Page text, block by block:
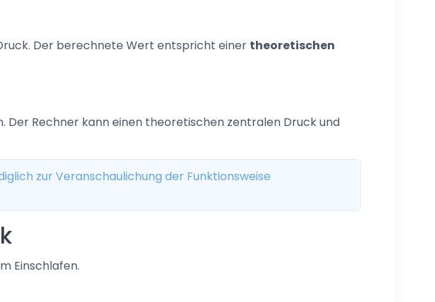
Der berechnete Wert entspricht einer theoretischen
Rechner kann einen theoretischen zentralen Druck und
zur Veranschaulichung der Funktionsweise
Einschlafen.